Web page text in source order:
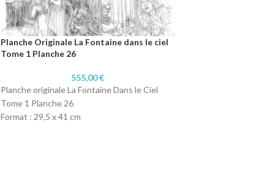
Planche Originale La Fontaine dans le ciel
Tome 1 Planche 26
555,00€
Planche originale La Fontaine Dans le Ciel
Tome 1 Planche 26
Format : 29,5 x 41 cm